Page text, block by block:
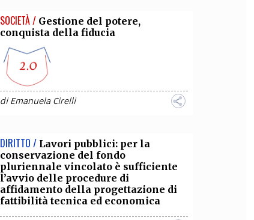
SOCIETÀ / Gestione del potere,
conquista della fiducia
diEmanuela Cirelli
DIRITTO / Lavori pubblici: per la
conservazione del fondo
pluriennale vincolato è sufficiente
l’avvio delle procedure di
affidamento della progettazione di
fattibilità tecnica ed economica